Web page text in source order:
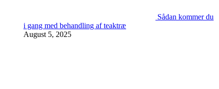
Sådan kommer du
i gang med behandling af teaktræ
August 5, 2025